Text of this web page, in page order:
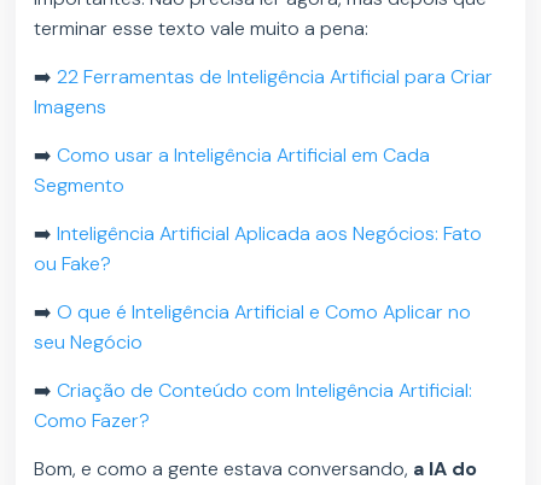
terminar esse texto vale muito a pena:
➡️22 Ferramentas de Inteligência Artificial para Criar
Imagens
➡️Como usar a Inteligência Artificial em Cada
Segmento
➡️Inteligência Artificial Aplicada aos Negócios: Fato
ou Fake?
➡️O que é Inteligência Artificial e Como Aplicar no
seu Negócio
➡️Criação de Conteúdo com Inteligência Artificial:
Como Fazer?
Bom, e como a gente estava conversando, a IA do